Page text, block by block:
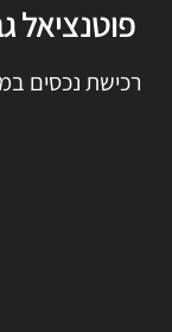
פוטנציאל
רכישת נכסים